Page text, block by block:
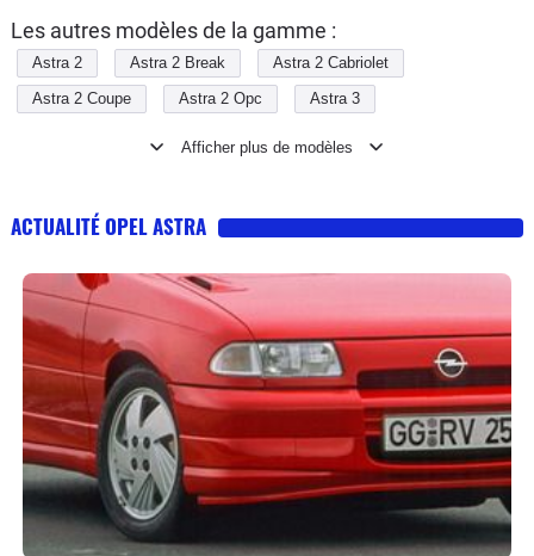
Les autres modèles de la gamme :
Astra 2 Astra 2 Break
Astra 2 Cabriolet
Astra 2 Coupe
Astra 2 Opc
Astra 3
Astra 5
Astra 5 Sports Tourer
Astra 6
Astra 6 Sports Tourer
Astra Break
Astra Cabriolet
Astra Gsi
ACTUALITÉ OPEL ASTRA